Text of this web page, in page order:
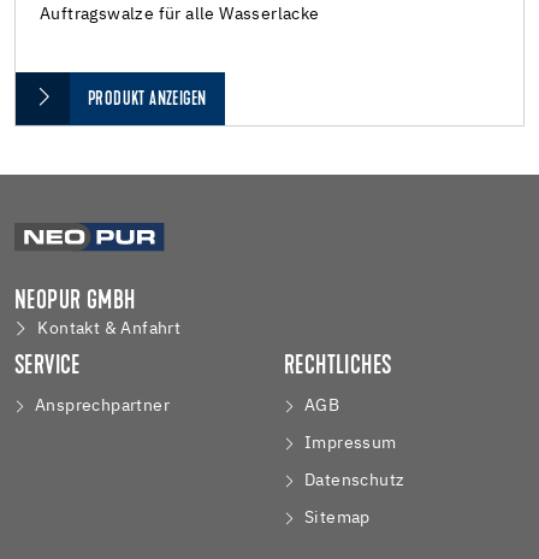
Auftragswalze für alle Wasserlacke
PRODUKT ANZEIGEN
NEOPUR GMBH
Kontakt & Anfahrt
SERVICE
Ansprechpartner
RECHTLICHES
AGB
Impressum
Datenschutz
Sitemap